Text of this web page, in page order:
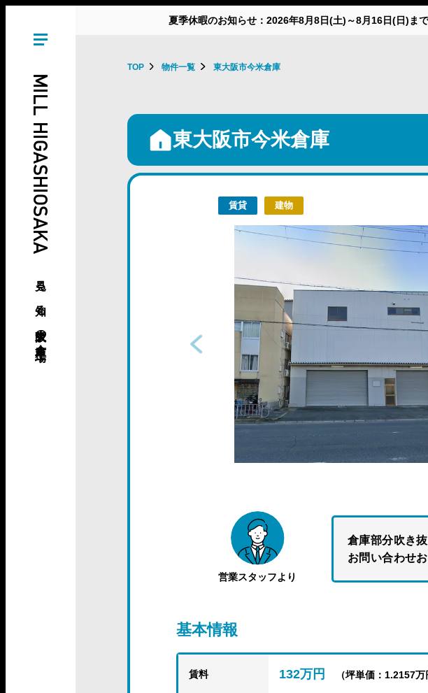
夏季休暇のお知らせ：2026年8月8日(土)～8月16日(日)ま
MILL HIGASHIOSAKA
見る、知る、東大阪の倉庫･工場
TOP 物件一覧 東大阪市今米倉庫
東大阪市今米倉庫
賃貸 建物
営業スタッフより
倉庫部分吹き
お問い合わせ
基本情報
賃料 132万円 （坪単価：1.2157万